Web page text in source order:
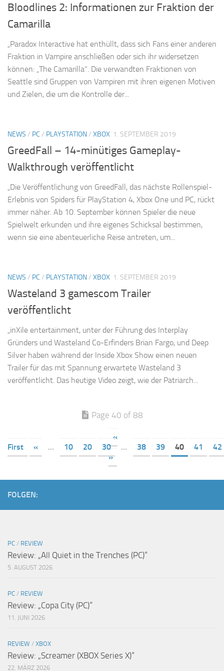
Bloodlines 2: Informationen zur Fraktion der
Camarilla
„Paradox Interactive hat enthüllt, dass sich Fans einer anderen
Fraktion in Vampire anschließen oder sich ihr widersetzen
können: „The Camarilla“. Die verwandten Fraktionen von
Seattle sind Gruppen von Vampiren mit ihren eigenen Motiven
und Zielen, die um die Kontrolle der...
NEWS / PC / PLAYSTATION/ XBOX 1. SEPTEMBER 2019
GreedFall – 14-minütiges Gameplay-
Walkthrough veröffentlicht
„Die Veröffentlichung von GreedFall, das nächste Rollenspiel-
Erlebnis von Spiders für PlayStation 4, Xbox One und PC, rückt
immer näher. Ab 10. September können Spieler die neue
Spielwelt erkunden und ihre eigenes Schicksal bestimmen,
wenn sie eine abenteuerliche Reise antreten, um...
NEWS / PC / PLAYSTATION/ XBOX 1. SEPTEMBER 2019
Wasteland 3 gamescom Trailer
veröffentlicht
„inXile entertainment, unter der Führung des Interplay
Gründers und Wasteland Co-Erfinders Brian Fargo, und Deep
Silver haben während der Inside Xbox Show einen neuen
Trailer für das mit Spannung erwartete Wasteland 3
veröffentlicht. Das heutige Video zeigt, wie der Patriarch...
Page 40 of 88
«
First
« ... 10 20 30 ... 38 39 40 41
42
»
FOLGEN:
PC / REVIEW
Review: „All Quiet in the Trenches (PC)“
5. AUGUST 2026
PC / REVIEW
Review: „Copa City (PC)“
11. JUNI 2026
REVIEW / XBOX
Review: „Screamer (XBOX Series X)“
22. MÄRZ 2026